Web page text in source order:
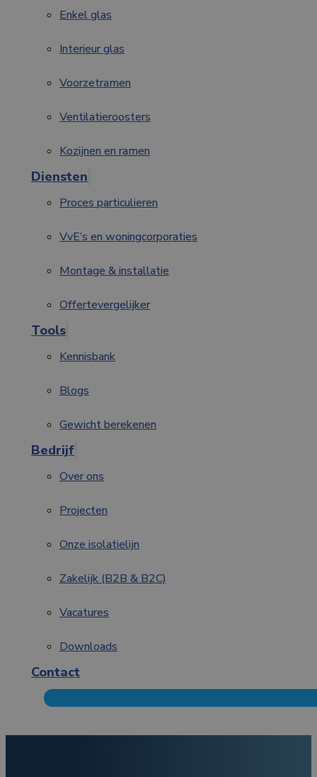
Enkel glas
Interieur glas
Voorzetramen
Ventilatieroosters
Kozijnen en ramen
Diensten
Proces particulieren
VvE’s en woningcorporaties
Montage & installatie
Offertevergelijker
Tools
Kennisbank
Blogs
Gewicht berekenen
Bedrijf
Over ons
Projecten
Onze isolatielijn
Zakelijk (B2B & B2C)
Vacatures
Downloads
Contact